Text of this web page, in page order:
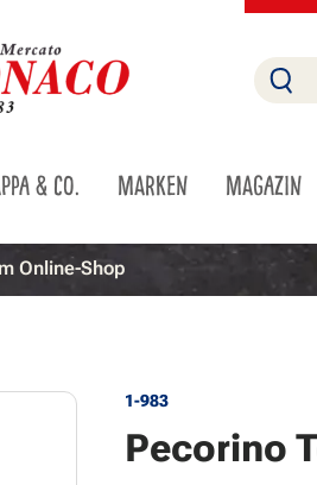
& CO. MARKEN MAGAZIN
Online-Shop
1-983
Pecorino